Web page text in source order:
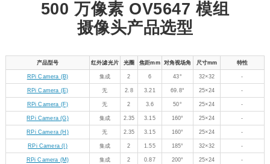
500 万像素 OV5647 模组
摄像头产品选型
产品型号 红外滤光片 光圈 焦距mm 对角视场角 尺寸mm 特性
RPi Camera (B) 集成 2 6 43° 32×32 -
RPi Camera (E) 无 2.8 3.21 69.8° 25×24 -
RPi Camera (F) 无 2 3.6 50° 25×24 -
RPi Camera (G) 集成 2.35 3.15 160° 25×24 -
RPi Camera (H) 无 2.35 3.15 160° 25×24 -
RPi Camera (I) 集成 2 1.55 185° 32×32 -
RPi Camera (M) 集成 2 0.87 200° 25×24 -